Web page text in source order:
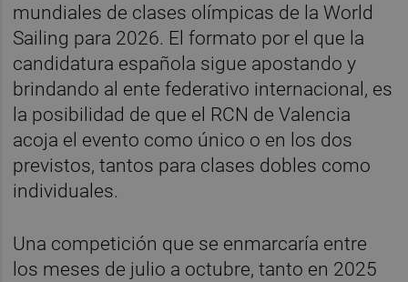
mundiales de clases olímpicas de la World
Sailing para 2026. El formato por el que la
candidatura española sigue apostando y
brindando al ente federativo internacional, es
la posibilidad de que el RCN de Valencia
acoja el evento como único o en los dos
previstos, tantos para clases dobles como
individuales.
Una competición que se enmarcaría entre
los meses de julio a octubre, tanto en 2025